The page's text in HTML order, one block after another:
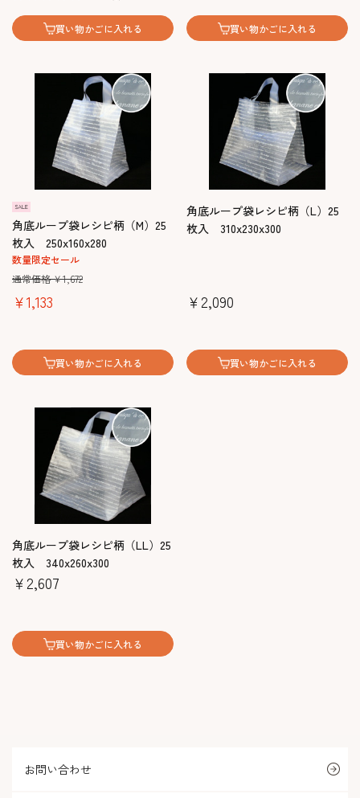
買い物かごに入れる 買い物かごに入れる
角底ループ袋レシピ柄（M）25
枚入 250x160x280
数量限定セール
￥1,133
通常価格 ￥1,672
買い物かごに入れる
角底ループ袋レシピ柄（L）25
枚入 310x230x300
￥2,090
買い物かごに入れる
角底ループ袋レシピ柄（LL）25
枚入 340x260x300
￥2,607
買い物かごに入れる
お問い合わせ